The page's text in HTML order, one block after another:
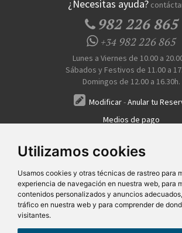
Utilizamos cookies
Usamos cookies y otras técnicas de rastreo para
experiencia de navegación en nuestra web, para
contenidos personalizados y anuncios
tráfico en nuestra web y para comprender de
visitantes.
¿Necesitas ayuda?
982 226 865
+34982 226 865
Lunes a Viernes de 10.00 a
Sábados y Festivos de 11.00 a
Domingos de 12.00 a 16.30h.
Modificar-Anular tu
Medios de pago
Quiénes Somos
sobre cookies|Ayudas